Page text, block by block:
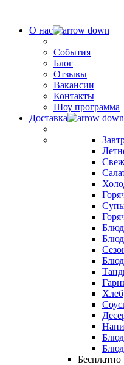
О нас
События
Блог
Отзывы
Вакансии
Контакты
Шоу программа
Доставка
Хлеб
Бесплатно